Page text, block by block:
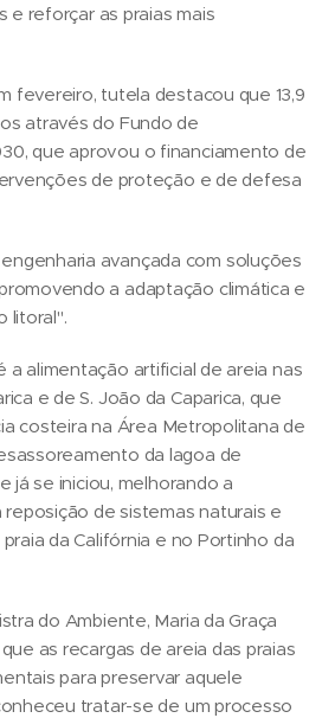
reforçar as praias mais
fevereiro, tutela destacou que 13,9
através do Fundo de
que aprovou o financiamento de
de proteção e de defesa
avançada com soluções
a adaptação climática e
litoral".
a alimentação artificial de areia nas
e de S. João da Caparica, que
costeira na Área Metropolitana de
da lagoa de
já se iniciou, melhorando a
reposição de sistemas naturais e
da Califórnia e no Portinho da
do Ambiente, Maria da Graça
as recargas de areia das praias
para preservar aquele
tratar-se de um processo